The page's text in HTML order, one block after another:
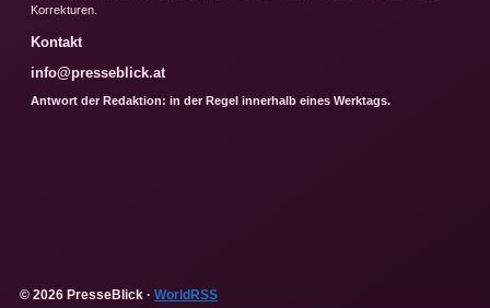
Korrekturen.
Kontakt
info@presseblick.at
Antwort der Redaktion: in der Regel innerhalb eines Werktags.
© 2026 PresseBlick · WorldRSS